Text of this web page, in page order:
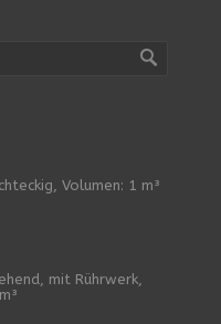
Volumen: 1 m³
mit Rührwerk,